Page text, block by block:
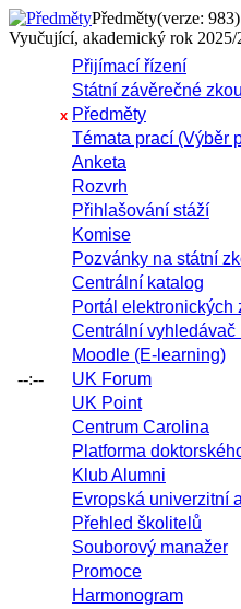
Předměty(verze: 983)
Vyučující, akademický rok 2025/
--:--
Přijímací řízení
Státní závěrečné
x Předměty
Témata prací (Výběr
Anketa
Rozvrh
Přihlašování stáží
Komise
Pozvánky na státní
Centrální katalog
Portál elektronických
Centrální vyhledávač
Moodle (E-learning)
UK Forum
UK Point
Centrum Carolina
Platforma
Klub Alumni
Evropská univerzitní
Přehled školitelů
Souborový manažer
Promoce
Harmonogram